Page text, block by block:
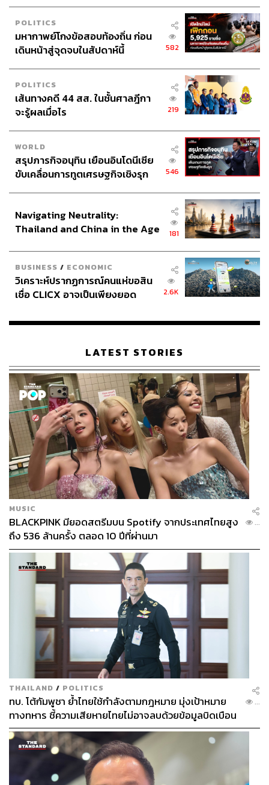
POLITICS
มหากาพย์โกงข้อสอบท้องถิ่น ก่อน
เดินหน้าสู่จุดจบในสัปดาห์นี้
582
POLITICS
เส้นทางคดี 44 สส. ในชั้นศาลฎีกา
จะรู้ผลเมื่อไร
219
WORLD
สรุปภารกิจอนุทิน เยือนอินโดนีเซีย
ขับเคลื่อนการทูตเศรษฐกิจเชิงรุก
546
Navigating Neutrality:
Thailand and China in the Age
181
BUSINESS / ECONOMIC
วิเคราะห์ปรากฏการณ์คนแห่ขอสิน
เชื่อ CLICX อาจเป็นเพียงยอด
เรือนไทยที่ถูกซุกไว้
2.6K
LATEST STORIES
MUSIC
BLACKPINK มียอดสตรีมบน Spotify จากประเทศไทยสูง
ถึง 536 ล้านครั้ง ตลอด 10 ปีที่ผ่านมา
...
THAILAND / POLITICS
ทบ. โต้กัมพูชา ย้ำไทยใช้กำลังตามกฎหมาย มุ่งเป้าหมาย
ทางทหาร ชี้ความเสียหายไทยไม่อาจลบด้วยข้อมูลบิดเบือน
...